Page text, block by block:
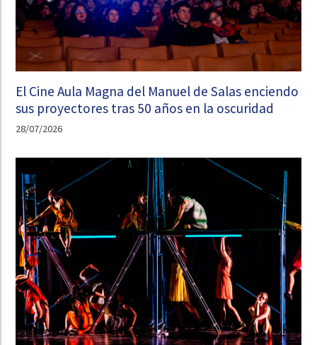
El Cine Aula Magna del Manuel de Salas enciendo
sus proyectores tras 50 años en la oscuridad
28/07/2026